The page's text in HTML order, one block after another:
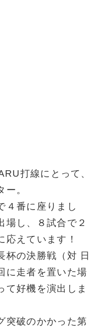
打線にとって、
。
４番に座りまし
場し、８試合で２
応えています！
杯の決勝戦（対 日
に走者を置いた場
て好機を演出しま
突破のかかった第